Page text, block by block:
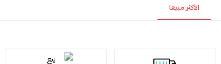
الأكثر مبيعا